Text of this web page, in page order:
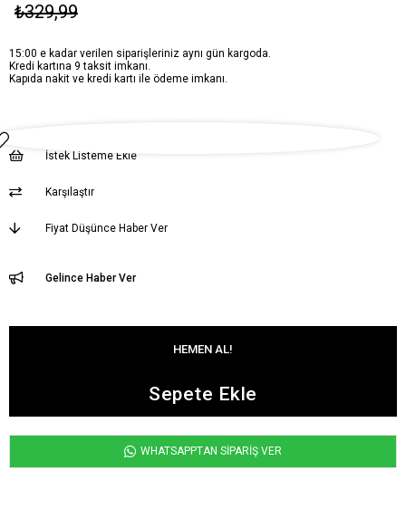
₺329,99
15:00 e kadar verilen siparişleriniz aynı gün kargoda.
Kredi kartına 9 taksit imkanı.
Kapıda nakit ve kredi kartı ile ödeme imkanı.
İstek Listeme Ekle
Karşılaştır
Fiyat Düşünce Haber Ver
Gelince Haber Ver
WHATSAPPTAN SİPARİŞ VER